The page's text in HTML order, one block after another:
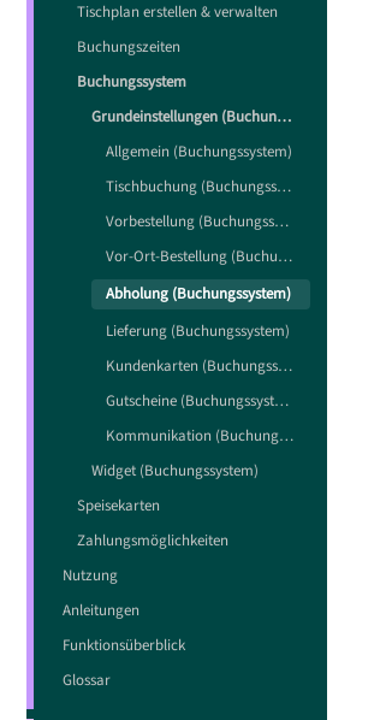
Tischplan erstellen & verwalten
Buchungszeiten
Buchungssystem
Grundeinstellungen (Buchungssystem)
Allgemein (Buchungssystem)
Tischbuchung (Buchungssystem)
Vorbestellung (Buchungssystem)
Vor-Ort-Bestellung (Buchungssystem)
Abholung (Buchungssystem)
Lieferung (Buchungssystem)
Kundenkarten (Buchungssystem)
Gutscheine (Buchungssystem)
Kommunikation (Buchungssystem)
Widget (Buchungssystem)
Speisekarten
Zahlungsmöglichkeiten
Nutzung
Anleitungen
Funktionsüberblick
Glossar